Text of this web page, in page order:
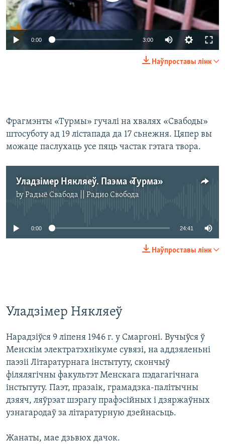
0:00 3:00
Наўпроставы лінк
Фрагмэнты «Турмы» гучалі на хвалях «Свабоды»
штосуботу ад 19 лістапада да 17 сьнежня. Цяпер вы
можаце паслухаць усе пяць частак гэтага твора.
Уладзімер Някляеў. Паэма «Турма»
byРадыё Свабода || Радио Свобода
No media source currently available
0:00 24:41
Наўпроставы лінк
Уладзімер Някляеў
Нарадзіўся 9 ліпеня 1946 г. у Смаргоні. Вучыўся ў
Менскім электратэхнікуме сувязі, на аддзяленьні
паэзіі Літаратурнага інстытуту, скончыў
філялягічны факультэт Менскага пэдагагічнага
інстытуту. Паэт, празаік, грамадзка-палітычны
дзяяч, ляўрэат шэрагу прафэсійных і дзяржаўных
узнагародаў за літаратурную дзейнасьць.
Жанаты, мае дзьвюх дачок.